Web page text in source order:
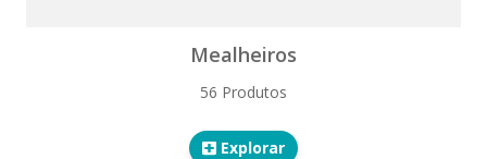
Mealheiros
56 Produtos
Explorar